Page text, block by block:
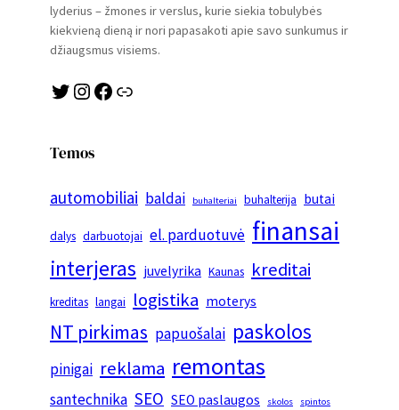
lyderius – žmones ir verslus, kurie siekia tobulybės
kiekvieną dieną ir nori papasakoti apie savo sunkumus ir
džiaugsmus visiems.
Twitter Instagram Facebook Link
Temos
automobiliai baldai buhalteriai buhalterija butai
dalys darbuotojai el. parduotuvė finansai
interjeras juvelyrika Kaunas kreditai
kreditas langai logistika moterys
NT pirkimas papuošalai paskolos
pinigai reklama remontas
santechnika SEO SEO paslaugos skolos spintos